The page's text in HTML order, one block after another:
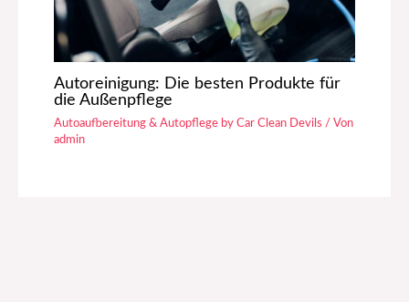
Autoreinigung: Die besten Produkte für
die Außenpflege
Autoaufbereitung & Autopflege by Car Clean Devils / Von
admin